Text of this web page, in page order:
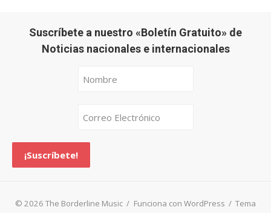
Suscríbete a nuestro «Boletín Gratuito» de
Noticias nacionales e internacionales
© 2026 The Borderline Music / Funciona con WordPress / Tema